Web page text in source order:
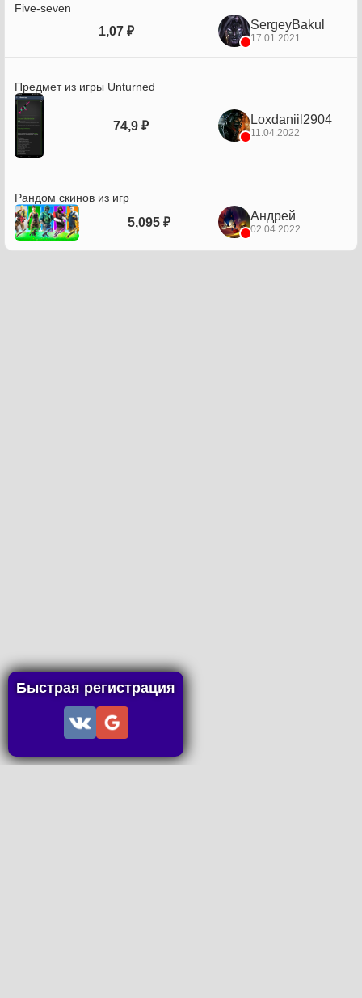
Five-seven
1,07 ₽ SergeyBakul
17.01.2021
Предмет из игры Unturned
74,9 ₽ Loxdaniil2904
11.04.2022
Рандом скинов из игр
5,095 ₽ Андрей
02.04.2022
Быстрая регистрация